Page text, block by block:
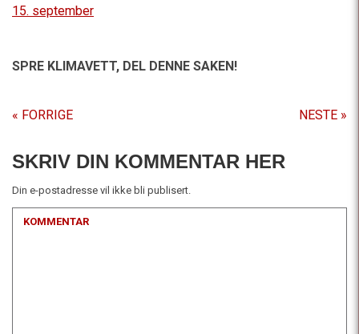
15. september
SPRE KLIMAVETT, DEL DENNE SAKEN!
« FORRIGE NESTE »
SKRIV DIN KOMMENTAR HER
Din e-postadresse vil ikke bli publisert.
KOMMENTAR